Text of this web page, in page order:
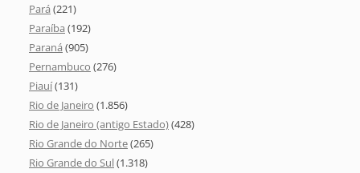
Pará (221)
Paraíba (192)
Paraná (905)
Pernambuco (276)
Piauí(131)
Rio de Janeiro (1.856)
Rio de Janeiro (antigo Estado)(428)
Rio Grande do Norte(265)
Rio Grande do Sul(1.318)